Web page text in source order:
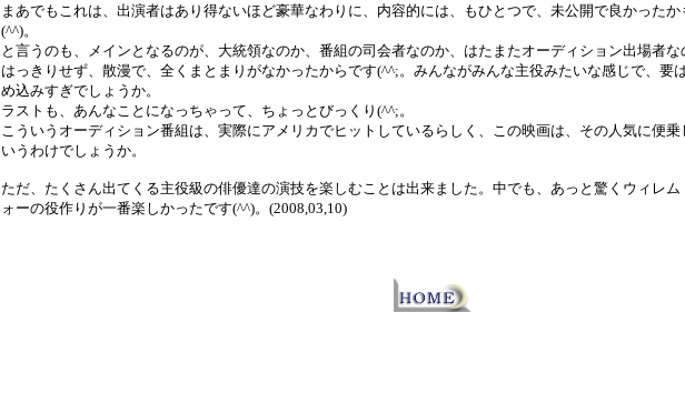
まあでもこれは、出演者はあり得ないほど豪華なわりに、内容的には、もひとつで、未公開で良かったか
(^^)。
と言うのも、メインとなるのが、大統領なのか、番組の司会者なのか、はたまたオーディション出場者な
はっきりせず、散漫で、全くまとまりがなかったからです(^^;。みんながみんな主役みたいな感じで、要
め込みすぎでしょうか。
ラストも、あんなことになっちゃって、ちょっとびっくり(^^;。
こういうオーディション番組は、実際にアメリカでヒットしているらしく、この映画は、その人気に便乗
いうわけでしょうか。
ただ、たくさん出てくる主役級の俳優達の演技を楽しむことは出来ました。中でも、あっと驚くウィレム
ォーの役作りが一番楽しかったです(^^)。(2008,03,10)